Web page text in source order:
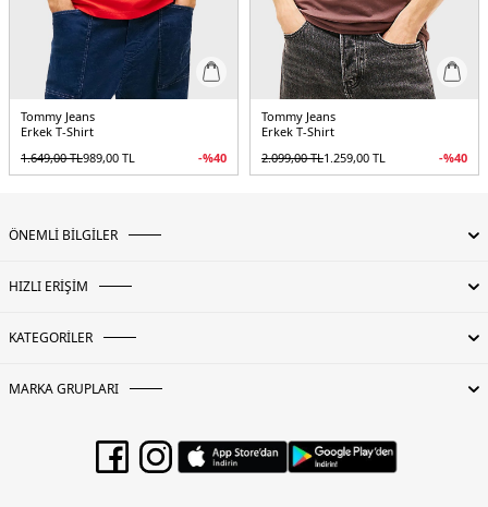
Tommy Jeans
Erkek T-Shirt
1.649,00TL989,00 TL -%40
Tommy Jeans
Erkek T-Shirt
2.099,00TL1.259,00 TL -%40
ÖNEMLİ BİLGİLER
HIZLI ERİŞİM
KATEGORİLER
MARKA GRUPLARI